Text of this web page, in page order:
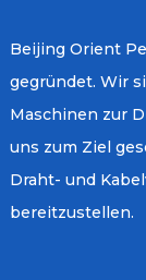
Beijing Orient
gegründet. Wir
Maschinen zur
uns zum Ziel
Draht- und
bereitzustellen.